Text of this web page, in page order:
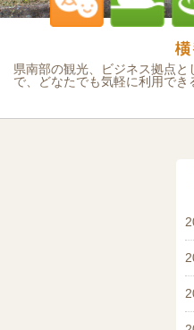
県南部の観光、ビジネス拠点
で、どなたでも気軽に利用でき